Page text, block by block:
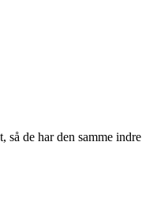
de har den samme indre